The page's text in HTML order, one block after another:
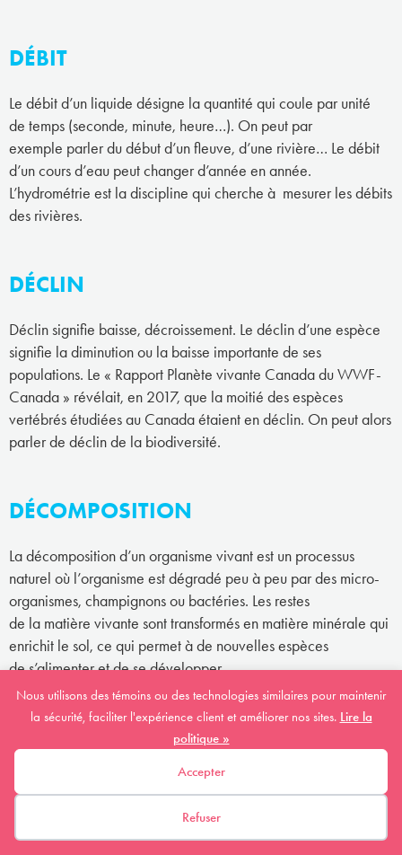
DÉBIT
Le débit d’un liquide désigne la quantité qui coule par unité
de temps (seconde, minute, heure…). On peut par
exemple parler du début d’un fleuve, d’une rivière… Le débit
d’un cours d’eau peut changer d’année en année.
L’hydrométrie est la discipline qui cherche à mesurer les débits
des rivières.
DÉCLIN
Déclin signifie baisse, décroissement. Le déclin d’une espèce
signifie la diminution ou la baisse importante de ses
populations. Le « Rapport Planète vivante Canada du WWF-
Canada » révélait, en 2017, que la moitié des espèces
vertébrés étudiées au Canada étaient en déclin. On peut alors
parler de déclin de la biodiversité.
DÉCOMPOSITION
La décomposition d’un organisme vivant est un processus
naturel où l’organisme est dégradé peu à peu par des micro-
organismes, champignons ou bactéries. Les restes
de la matière vivante sont transformés en matière minérale qui
enrichit le sol, ce qui permet à de nouvelles espèces
de s’alimenter et de se développer.
DÉGRADATION DE L'HABITAT
La dégradation d’un habitat signifie que l’habitat est affecté
par des changements sans pour autant que sa grandeur
(superficie) diminue. Par exemple, si la qualité de l’eau
Nous utilisons des témoins ou des technologies similaires pour maintenir
la sécurité, faciliter l'expérience client et améliorer nos sites. Lire la
politique »
Accepter
Refuser